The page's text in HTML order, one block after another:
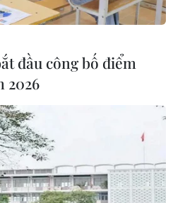
đầu công bố điểm
2026